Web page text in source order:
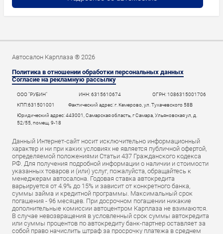
Автосалон Карплаза ® 2026
Политика в отношении обработки персональных данных
Согласие на рекламную рассылку
ООО "РУБИН" ИНН: 6315610674
ОГРН: 1086315001706
КПП:631501001
Фактический адрес: г. Кемерово, ул. Тухачевского 58В
Юридический адрес: 443001, Самарская область, г Самара, Ульяновская ул, д.
52/55, помещ. 9-18
Данный Интернет-сайт носит исключительно информационный
характер и ни при каких условиях не является публичной офертой,
определяемой положениями Статьи 437 Гражданского кодекса
РФ. Для получения подробной информации о наличии и стоимости
указанных товаров и (или) услуг, пожалуйста, обращайтесь к
менеджерам автосалона. Годовая ставка автокредита
варьируется от 4.9% до 15% и зависит от конкретного банка,
суммы займа и кредитной программы. Максимальный срок
погашения - 96 месяцев. При досрочном погашении никакие
дополнительные комиссии автоцентром Карплаза не взимаются.
В случае невозвращения в условленный срок суммы автокредита
или суммы процентов по автокредиту банк-партнер оставляет за
собой право начислить штраф за просрочку платежа в среднем